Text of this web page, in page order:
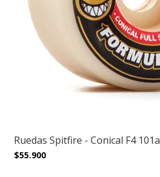
Ruedas Spitfire - Conical F4
$55.900